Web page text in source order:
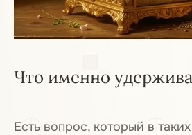
Что именно
Есть вопрос, который в